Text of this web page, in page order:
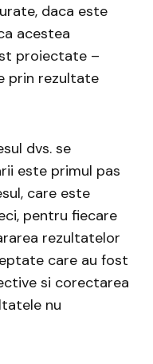
daca este
acestea
proiectate –
prin rezultate
dvs. se
este primul pas
care este
pentru fiecare
rezultatelor
care au fost
si corectarea
nu